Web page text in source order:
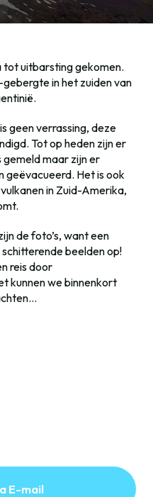
tot uitbarsting gekomen.
in het zuiden van
geen verrassing, deze
Tot op heden zijn er
maar zijn er
geëvacueerd. Het is ook
in Zuid-Amerika,
de foto’s, want een
beelden op!
reis door
kunnen we binnenkort
E-mail